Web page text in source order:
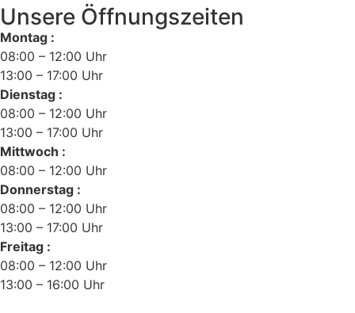
Unsere Öffnungszeiten
Montag :
08:00 – 12:00 Uhr
13:00 – 17:00 Uhr
Dienstag :
08:00 – 12:00 Uhr
13:00 – 17:00 Uhr
Mittwoch :
08:00 – 12:00 Uhr
Donnerstag :
08:00 – 12:00 Uhr
13:00 – 17:00 Uhr
Freitag :
08:00 – 12:00 Uhr
13:00 – 16:00 Uhr